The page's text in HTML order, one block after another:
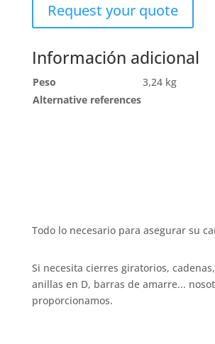
Request your quote
Información adicional
Peso
3,24 kg
Alternative references
Todo lo necesario para asegurar su
Si necesita cierres giratorios,
anillas en D, barras de amarre...
proporcionamos.